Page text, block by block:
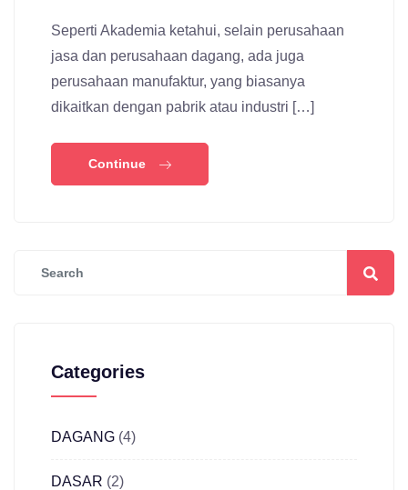
Seperti Akademia ketahui, selain perusahaan
jasa dan perusahaan dagang, ada juga
perusahaan manufaktur, yang biasanya
dikaitkan dengan pabrik atau industri […]
Continue
Categories
DAGANG (4)
DASAR (2)